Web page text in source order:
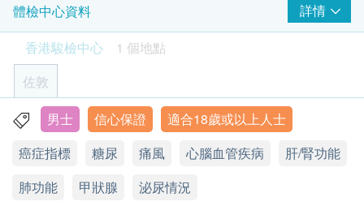
肺功能
胸肺X光片
基本健康評估
血壓
體重
脈搏率
查，癌症指標檢查，大腸癌初驗，肝功能檢查，腎功
能檢查，乙型肝炎檢驗，類風濕關節炎，血糖和血脂
等。
內，致電客戶預約身體檢查的時間及地點。客戶亦可
在訂單確認後1個工作天致電該中心預約 (電話：2155
4209)。
年齡
一般健康檢查計劃只適用於18歲或以上之人士
使用長者醫療券
如希望使用長者醫療券進行支付，請在訂購前先聯絡
健康網購，以便我們為您做出相應的安排。
體檢中心資料
詳情
香港駿檢中心
1 個地點
佐敦
九龍佐敦彌敦道363號恆成大廈3B室
顯示地圖
星期一至五︰9:00a.m. – 6:00p.m.
男士 信心保證
適合18歲或以上人士
癌症指標
糖尿 痛風 心腦血管疾病
肝/腎功能
肺功能
甲狀腺 泌尿情況